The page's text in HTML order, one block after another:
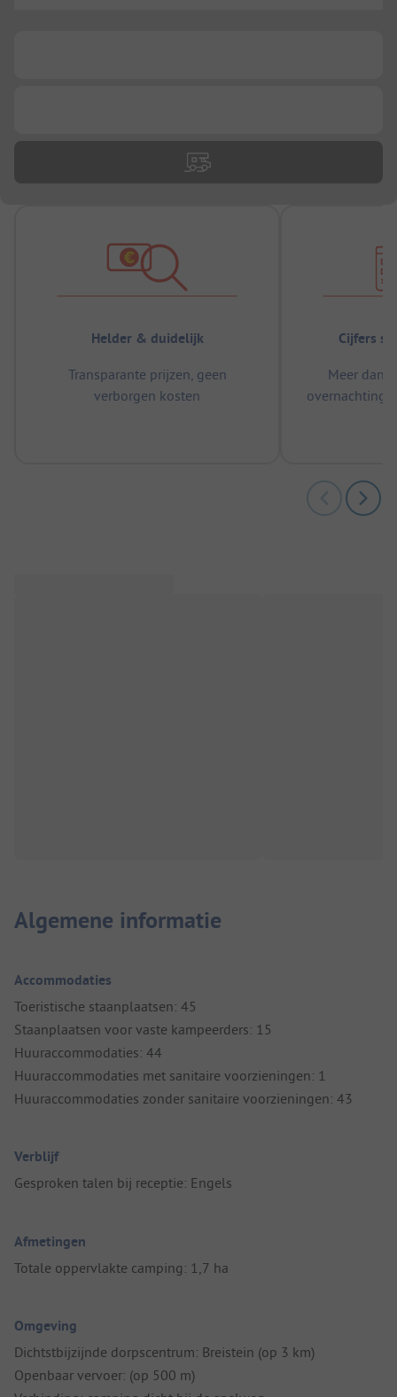
Helder & duidelijk
Transparante prijzen, geen
verborgen kosten
Cijfers
Meer dan
Algemene informatie
Accommodaties
Toeristische staanplaatsen: 45
Staanplaatsen voor vaste kampeerders: 15
Huuraccommodaties: 44
Huuraccommodaties met sanitaire voorzieningen: 1
Huuraccommodaties zonder sanitaire voorzieningen: 43
Verblijf
Gesproken talen bij receptie: Engels
Afmetingen
Totale oppervlakte camping: 1,7 ha
Omgeving
Dichtstbijzijnde dorpscentrum: Breistein (op 3 km)
Openbaar vervoer: (op 500 m)